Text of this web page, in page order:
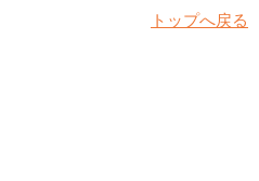
トップへ戻る